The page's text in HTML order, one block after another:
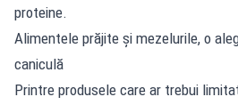
proteine.
Alimentele prăjite și mezelurile, o
caniculă
Printre produsele care ar trebui